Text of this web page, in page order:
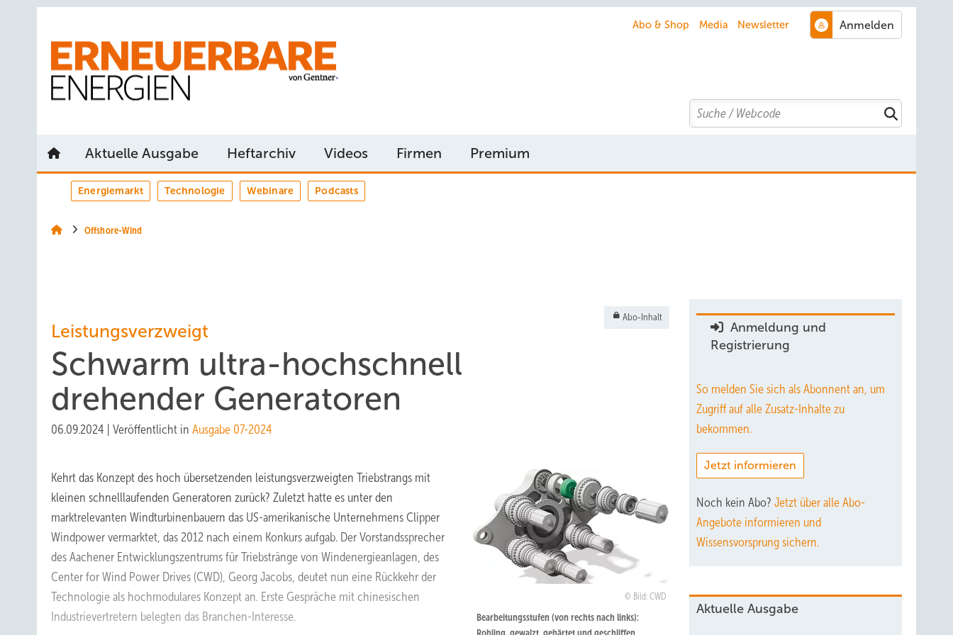
Abo & Shop Media Newsletter
Search
Aktuelle Ausgabe Heftarchiv Videos Firmen Premium
Energiemarkt Technologie Webinare Podcasts
Offshore-Wind
Abo-Inhalt
Leistungsverzweigt
Schwarm ultra-hochschnell
drehender Generatoren
06.09.2024 Veröffentlicht in Ausgabe 07-2024
Bild: CWD
Bearbeitungsstufen (von rechts nach links):
Kehrt das Konzept des hoch übersetzenden leistungsverzweigten Triebstrangs mit
kleinen schnelllaufenden Generatoren zurück? Zuletzt hatte es unter den
marktrelevanten Windturbinenbauern das US-amerikanische Unternehmens Clipper
Windpower vermarktet, das 2012 nach einem Konkurs aufgab. Der Vorstandssprecher
des Aachener Entwicklungszentrums für Triebstränge von Windenergieanlagen, des
Center for Wind Power Drives (CWD), Georg Jacobs, deutet nun eine Rückkehr der
Technologie als hochmodulares Konzept an. Erste Gespräche mit chinesischen
Industrievertretern belegten das Branchen-Interesse.
Anmeldung und
Registrierung
So melden Sie sich als Abonnent an, um
Zugriff auf alle Zusatz-Inhalte zu
bekommen.
Jetzt informieren
Noch kein Abo? Jetzt über alle Abo-
Angebote informieren und
Wissensvorsprung sichern.
Aktuelle Ausgabe